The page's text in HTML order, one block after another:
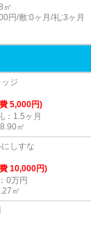
㎡
円/敷:0ヶ月/礼:3ヶ月
ジ
5,000円)
：1.5ヶ月
㎡
しすな
10,000円)
0万円
㎡